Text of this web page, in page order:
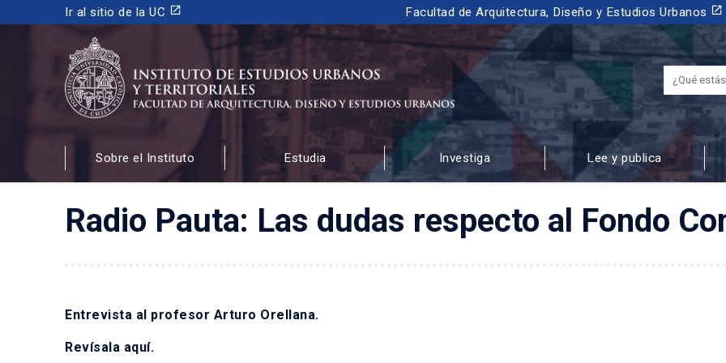
Ir al sitio de la UC launch Facultad de Arquitectura, Diseño y Estudios Urbanos launch
INSTITUTO DE ESTUDIOS URBANOS
Y TERRITORIALES
FACULTAD DE ARQUITECTURA, DISEÑO Y ESTUDIOS URBANOS
Sobre el Instituto Estudia Investiga Lee y publica
Radio Pauta: Las dudas respecto al Fondo
Entrevista al profesor Arturo Orellana.
Revísala aquí.